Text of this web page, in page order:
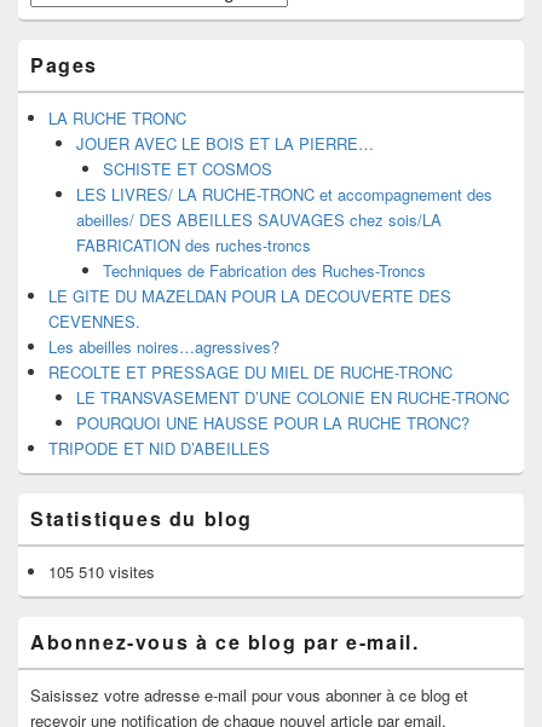
Pages
LA RUCHE TRONC
JOUER AVEC LE BOIS ET LA PIERRE…
SCHISTE ET COSMOS
LES LIVRES/ LA RUCHE-TRONC et accompagnement des
abeilles/ DES ABEILLES SAUVAGES chez sois/LA
FABRICATION des ruches-troncs
Techniques de Fabrication des Ruches-Troncs
LE GITE DU MAZELDAN POUR LA DECOUVERTE DES
CEVENNES.
Les abeilles noires…agressives?
RECOLTE ET PRESSAGE DU MIEL DE RUCHE-TRONC
LE TRANSVASEMENT D’UNE COLONIE EN RUCHE-TRONC
POURQUOI UNE HAUSSE POUR LA RUCHE TRONC?
TRIPODE ET NID D’ABEILLES
Statistiques du blog
105 510 visites
Abonnez-vous à ce blog par e-mail.
Saisissez votre adresse e-mail pour vous abonner à ce blog et
recevoir une notification de chaque nouvel article par email.